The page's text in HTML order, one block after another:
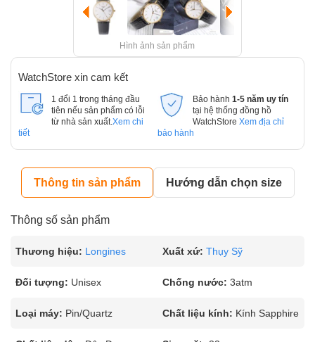
Hình ảnh sản phẩm
WatchStore xin cam kết
1 đổi 1 trong tháng đầu
tiên nếu sản phẩm có lỗi
từ nhà sản xuất. Xem chi
tiết
Bảo hành 1-5 năm uy tín
tại hệ thống đồng hồ
WatchStore Xem địa chỉ
bảo hành
Thông tin sản phẩm Hướng dẫn chọn size
Thông số sản phẩm
Thương hiệu: Longines Xuất xứ: Thụy Sỹ
Đối tượng: Unisex Chống nước: 3atm
Loại máy: Pin/Quartz Chất liệu kính: Kính Sapphire